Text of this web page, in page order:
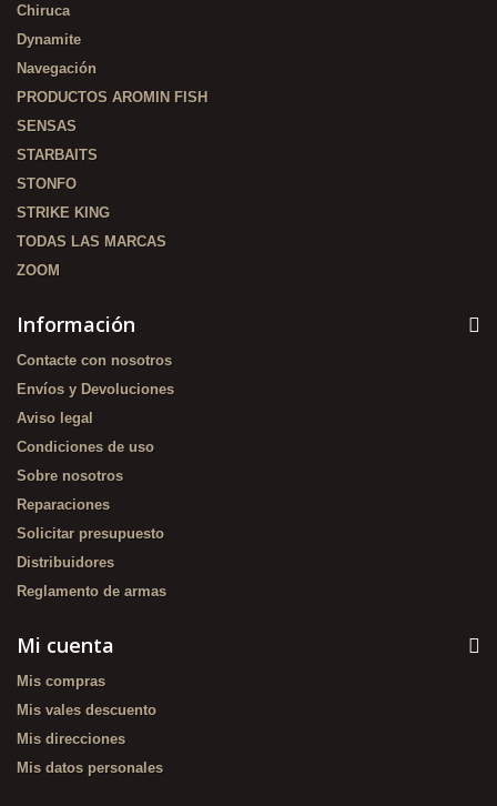
Chiruca
Dynamite
Navegación
PRODUCTOS AROMIN FISH
SENSAS
STARBAITS
STONFO
STRIKE KING
TODAS LAS MARCAS
ZOOM
Información
Contacte con nosotros
Envíos y Devoluciones
Aviso legal
Condiciones de uso
Sobre nosotros
Reparaciones
Solicitar presupuesto
Distribuidores
Reglamento de armas
Mi cuenta
Mis compras
Mis vales descuento
Mis direcciones
Mis datos personales